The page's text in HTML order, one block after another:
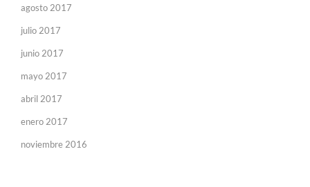
agosto 2017
julio 2017
junio 2017
mayo 2017
abril 2017
enero 2017
noviembre 2016